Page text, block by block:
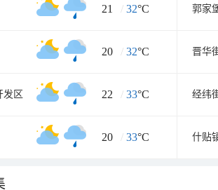
21 / 32°C 郭家
20 / 32°C 晋华
发区 22 / 33°C 经纬
20 / 33°C 什贴